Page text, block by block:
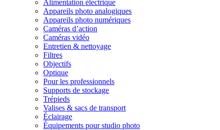
Alimentation électrique
Appareils photo analogiques
Appareils photo numériques
Caméras d’action
Caméras vidéo
Entretien & nettoyage
Filtres
Objectifs
Optique
Pour les professionnels
Supports de stockage
Trépieds
Valises & sacs de transport
Éclairage
Équipements pour studio photo